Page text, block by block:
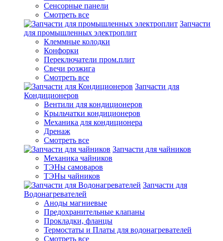
Сенсорные панели
Смотреть все
Запчасти
для промышленных электроплит
Клеммные колодки
Конфорки
Переключатели пром.плит
Свечи розжига
Смотреть все
Запчасти для
Кондиционеров
Вентили для кондиционеров
Крыльчатки кондиционеров
Механика для кондиционера
Дренаж
Смотреть все
Запчасти для чайников
Механика чайников
ТЭНы самоваров
ТЭНы чайников
Запчасти для
Водонагревателей
Аноды магниевые
Предохранительные клапаны
Прокладки, фланцы
Термостаты и Платы для водонагревателей
Смотреть все